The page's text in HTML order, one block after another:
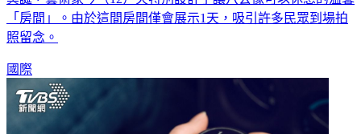
「房間」。由於這間房間僅會展示1天，吸引許多民眾到場拍
照留念。
國際